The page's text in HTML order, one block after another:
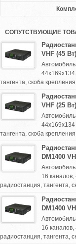
СОПУТСТВУЮЩИЕ
VHF (45
44х169х134
тангента, скоба
VHF (25
44х169х134
тангента, скоба
DM1400
16
радиостанция, тангента,
DM1400
16
радиостанция, тангента,